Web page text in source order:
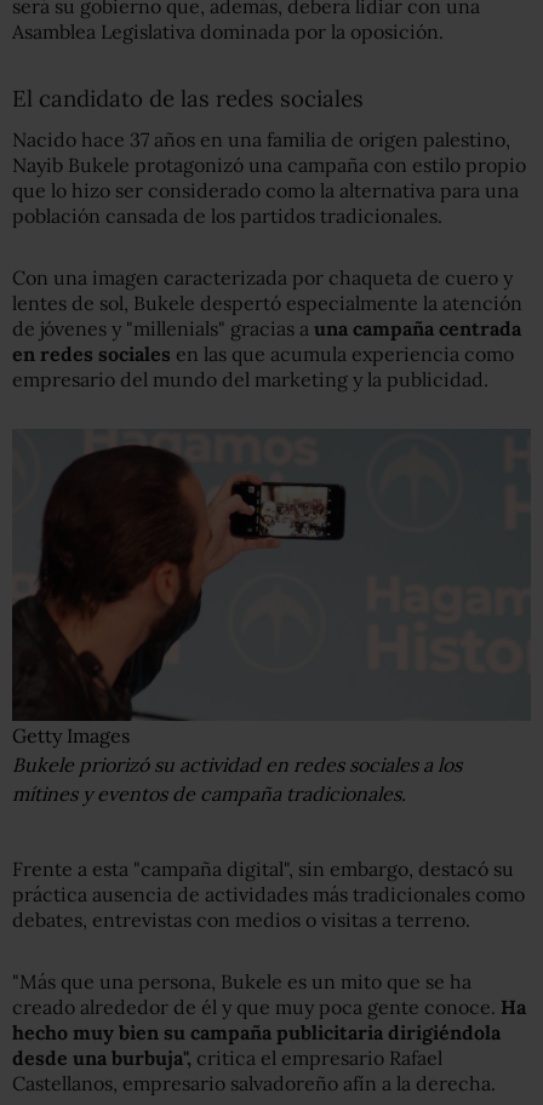
será su gobierno que, además, deberá lidiar con una
Asamblea Legislativa dominada por la oposición.
El candidato de las redes sociales
Nacido hace 37 años en una familia de origen palestino,
Nayib Bukele protagonizó una campaña con estilo propio
que lo hizo ser considerado como la alternativa para una
población cansada de los partidos tradicionales.
Con una imagen caracterizada por chaqueta de cuero y
lentes de sol, Bukele despertó especialmente la atención
de jóvenes y "millenials" gracias a una campaña centrada
en redes sociales en las que acumula experiencia como
empresario del mundo del marketing y la publicidad.
Getty Images
Bukele priorizó su actividad en redes sociales a los
mítines y eventos de campaña tradicionales.
Frente a esta "campaña digital", sin embargo, destacó su
práctica ausencia de actividades más tradicionales como
debates, entrevistas con medios o visitas a terreno.
"Más que una persona, Bukele es un mito que se ha
creado alrededor de él y que muy poca gente conoce. Ha
hecho muy bien su campaña publicitaria dirigiéndola
desde una burbuja", critica el empresario Rafael
Castellanos, empresario salvadoreño afín a la derecha.